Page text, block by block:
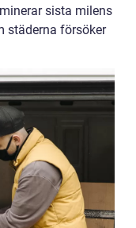
sista milens
städerna försöker